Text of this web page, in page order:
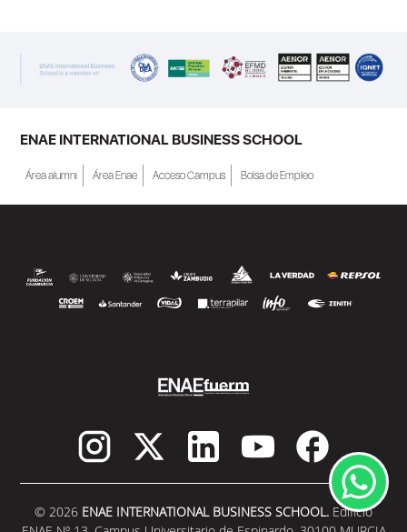
a Crecer". El programa está dirigido a
personas inscritas como demandantes de
becas de estudio parciales (50%), además
de al menos una beca...
ENAE INTERNATIONAL BUSINESS SCHOOL
Área alumni Área Enae Acceso Campus Bolsa de Empleo
© 2026 ENAE INTERNATIONAL BUSINESS SCHOOL. Edificio